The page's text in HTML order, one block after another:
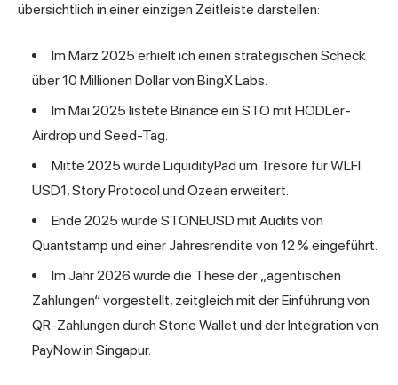
übersichtlich in einer einzigen Zeitleiste darstellen:
Im März 2025 erhielt ich einen strategischen Scheck
über 10 Millionen Dollar von BingX Labs.
Im Mai 2025 listete Binance ein STO mit HODLer-
Airdrop und Seed-Tag.
Mitte 2025 wurde LiquidityPad um Tresore für WLFI
USD1, Story Protocol und Ozean erweitert.
Ende 2025 wurde STONEUSD mit Audits von
Quantstamp und einer Jahresrendite von 12 % eingeführt.
Im Jahr 2026 wurde die These der „agentischen
Zahlungen“ vorgestellt, zeitgleich mit der Einführung von
QR-Zahlungen durch Stone Wallet und der Integration von
PayNow in Singapur.